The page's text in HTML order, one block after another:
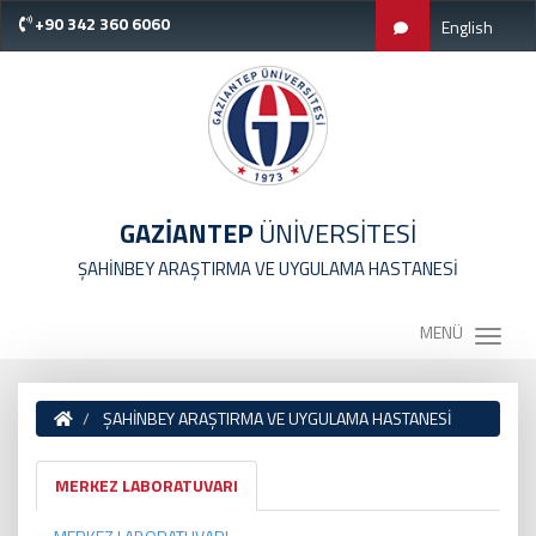
+90 342 360 6060 English
GAZİANTEP ÜNİVERSİTESİ
ŞAHİNBEY ARAŞTIRMA VE UYGULAMA HASTANESİ
MENÜ
ŞAHİNBEY ARAŞTIRMA VE UYGULAMA HASTANESİ
MERKEZ LABORATUVARI